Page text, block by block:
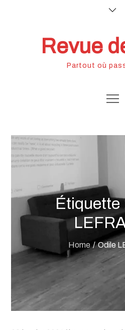
Revue
Partout où
Home Odile